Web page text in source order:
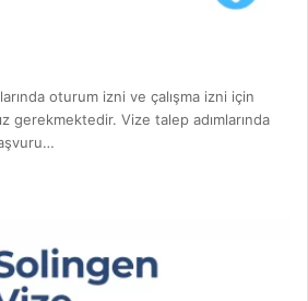
oturum izni ve çalışma izni için
gerekmektedir. Vize talep adımlarında